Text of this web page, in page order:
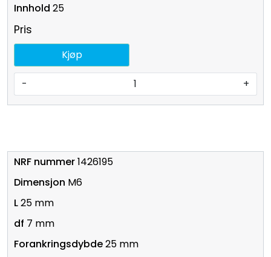
25
Pris
- +
Kjøp
1426195
M6
25 mm
7 mm
25 mm